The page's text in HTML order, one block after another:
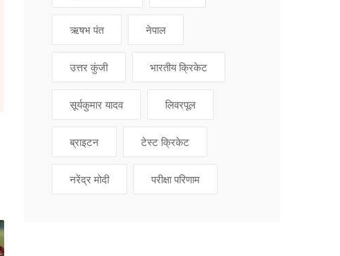
ऋषभ पंत नेपाल
उत्तर कुंजी भारतीय क्रिकेट
सूर्यकुमार यादव लिवरपूल
ब्राइटन टेस्ट क्रिकेट
नरेंद्र मोदी परीक्षा परिणाम